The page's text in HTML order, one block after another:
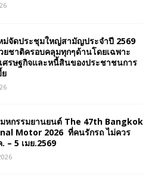
ม่จัดประชุมใหญ่สามัญประจำปี 2569
ยชาติครอบคลุมทุกๆด้านโดยเฉพาะ
ศรษฐกิจและหนี้สินของประชาชนการ
ย
มหกรรมยานยนต์ The 47th Bangkok
Motor 2026 ที่คนรักรถ ไม่ควร
– 5 เมย.2569